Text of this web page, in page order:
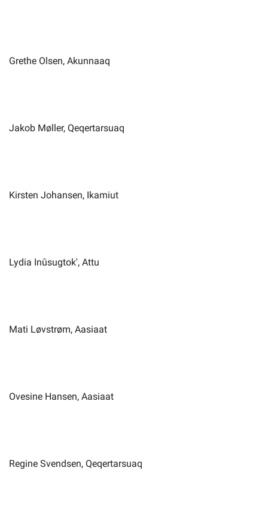
Grethe Olsen, Akunnaaq
Jakob Møller, Qeqertarsuaq
Kirsten Johansen, Ikamiut
Lydia Inûsugtok', Attu
Mati Løvstrøm, Aasiaat
Ovesine Hansen, Aasiaat
Regine Svendsen, Qeqertarsuaq